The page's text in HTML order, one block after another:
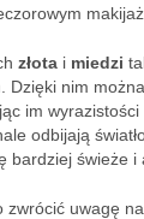
złota i miedzi
Dzięki nim
im
odbijają
bardziej świeże i
zwrócić uwagę